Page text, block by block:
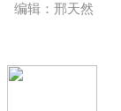
编辑：邢天然